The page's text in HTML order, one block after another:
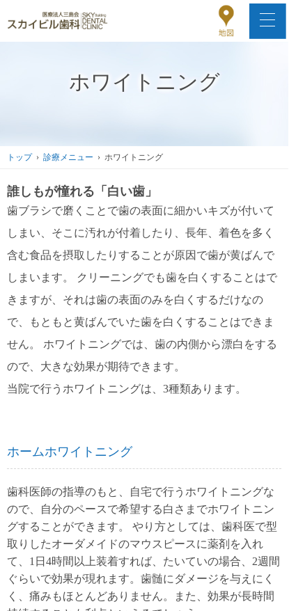
ホワイトニング
トップ› 診療メニュー › ホワイトニング
誰しもが憧れる「白い歯」
歯ブラシで磨くことで歯の表面に細かいキズが付いて
しまい、そこに汚れが付着したり、長年、着色を多く
含む食品を摂取したりすることが原因で歯が黄ばんで
しまいます。 クリーニングでも歯を白くすることはで
きますが、それは歯の表面のみを白くするだけなの
で、もともと黄ばんでいた歯を白くすることはできま
せん。 ホワイトニングでは、歯の内側から漂白をする
ので、大きな効果が期待できます。
当院で行うホワイトニングは、3種類あります。
ホームホワイトニング
歯科医師の指導のもと、自宅で行うホワイトニングな
ので、自分のペースで希望する白さまでホワイトニン
グすることができます。 やり方としては、歯科医で型
取りしたオーダメイドのマウスピースに薬剤を入れ
て、1日4時間以上装着すれば、たいていの場合、2週間
ぐらいで効果が現れます。歯髄にダメージを与えにく
く、痛みもほとんどありません。また、効果が長時間